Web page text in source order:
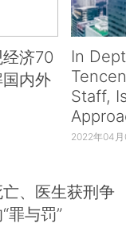
济70
内外
In
Staff,
2022年04月
、医生获刑争
罪与罚”